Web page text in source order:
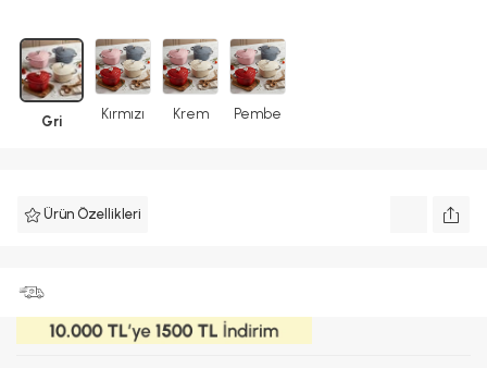
Gri Kırmızı Krem Pembe
Ürün Özellikleri